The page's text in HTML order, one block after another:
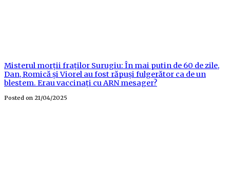
Misterul morții fraților Surugiu: În mai putin de 60 de zile,
Dan, Romică și Viorel au fost răpuși fulgerător ca de un
blestem. Erau vaccinați cu ARN mesager?
Posted on 21/04/2025